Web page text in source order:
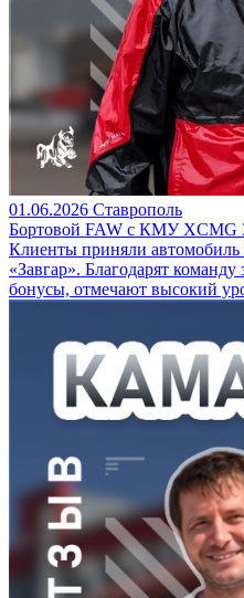
01.06.2026 Ставрополь
Бортовой FAW c КМУ XCMG
Клиенты приняли
«Завгар». Благодарят
бонусы, отмечают высокий